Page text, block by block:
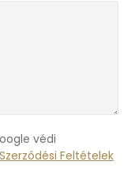
védi
Feltételek